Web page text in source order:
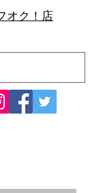
オク！店